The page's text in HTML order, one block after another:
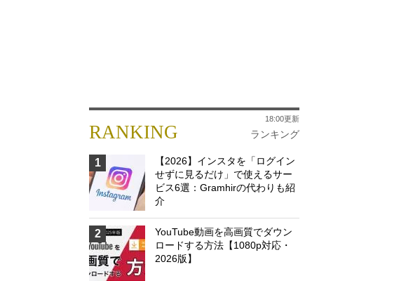
RANKING ランキング
18:00更新
1
【2026】インスタを「ログイン
せずに見るだけ」で使えるサー
ビス6選：Gramhirの代わりも紹
介
2
YouTube動画を高画質でダウン
ロードする方法【1080p対応・
2026版】